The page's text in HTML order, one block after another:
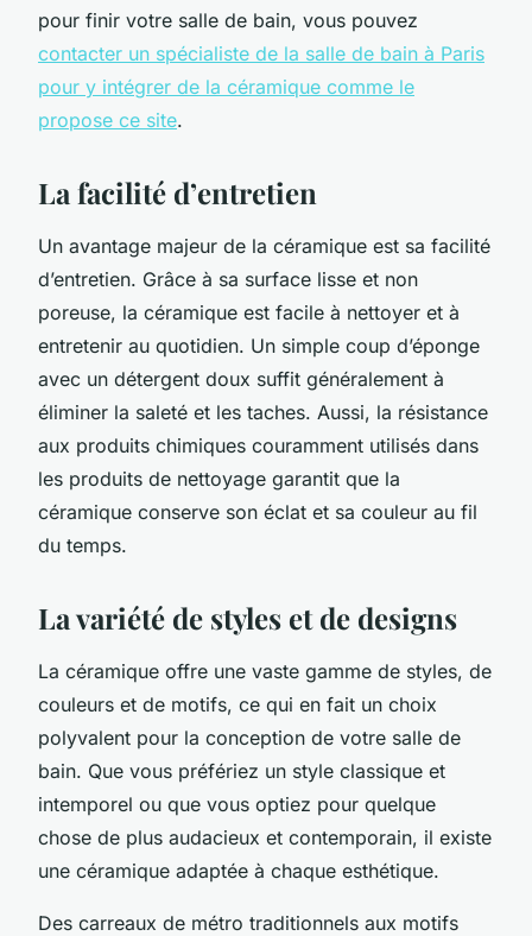
pour finir votre salle de bain, vous pouvez
contacter un spécialiste de la salle de bain à Paris
pour y intégrer de la céramique comme le
propose ce site.
La facilité d’entretien
Un avantage majeur de la céramique est sa facilité
d’entretien. Grâce à sa surface lisse et non
poreuse, la céramique est facile à nettoyer et à
entretenir au quotidien. Un simple coup d’éponge
avec un détergent doux suffit généralement à
éliminer la saleté et les taches. Aussi, la résistance
aux produits chimiques couramment utilisés dans
les produits de nettoyage garantit que la
céramique conserve son éclat et sa couleur au fil
du temps.
La variété de styles et de designs
La céramique offre une vaste gamme de styles, de
couleurs et de motifs, ce qui en fait un choix
polyvalent pour la conception de votre salle de
bain. Que vous préfériez un style classique et
intemporel ou que vous optiez pour quelque
chose de plus audacieux et contemporain, il existe
une céramique adaptée à chaque esthétique.
Des carreaux de métro traditionnels aux motifs